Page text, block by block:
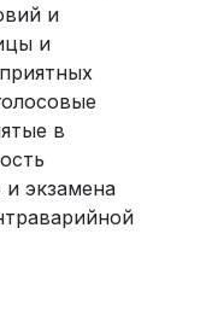
и
и
в
экзамена